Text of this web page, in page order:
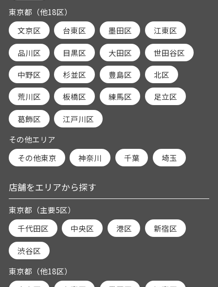
東京都（他18区）
文京区
台東区 墨田区 江東区
品川区 目黒区 大田区 世田谷区
中野区 杉並区 豊島区 北区
荒川区 板橋区 練馬区 足立区
葛飾区
江戸川区
その他エリア
その他東京
神奈川 千葉 埼玉
店舗をエリアから探す
東京都（主要5区）
千代田区
中央区 港区 新宿区
渋谷区
東京都（他18区）